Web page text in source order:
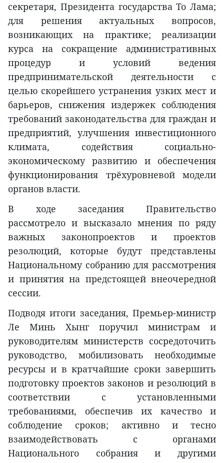
секретаря, Президента государства То Лама;
для решения актуальных вопросов,
возникающих на практике; реализации
курса на сокращение административных
процедур и условий ведения
предпринимательской деятельности с
целью скорейшего устранения узких мест и
барьеров, снижения издержек соблюдения
требований законодательства для граждан и
предприятий, улучшения инвестиционного
климата, содействия социально-
экономическому развитию и обеспечения
функционирования трёхуровневой модели
органов власти.
В ходе заседания Правительство
рассмотрело и высказало мнения по ряду
важных законопроектов и проектов
резолюций, которые будут представлены
Национальному собранию для рассмотрения
и принятия на предстоящей внеочередной
сессии.
Подводя итоги заседания, Премьер-министр
Ле Минь Хынг поручил министрам и
руководителям министерств сосредоточить
руководство, мобилизовать необходимые
ресурсы и в кратчайшие сроки завершить
подготовку проектов законов и резолюций в
соответствии с установленными
требованиями, обеспечив их качество и
соблюдение сроков; активно и тесно
взаимодействовать с органами
Национального собрания и другими